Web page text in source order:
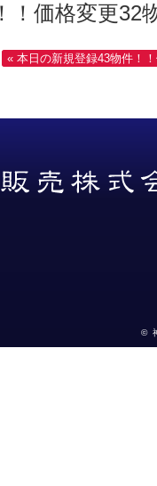
価格変更32
« 本日の新規登録43物件！
©